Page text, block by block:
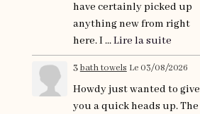
have certainly picked up
anything new from right
here. I ...Lire la suite
3bath towels Le 03/08/2026
Howdy just wanted to give
you a quick heads up. The